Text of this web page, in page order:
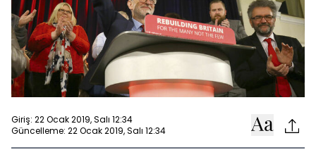
Giriş: 22 Ocak 2019, Salı 12:34
Güncelleme: 22 Ocak 2019, Salı 12:34